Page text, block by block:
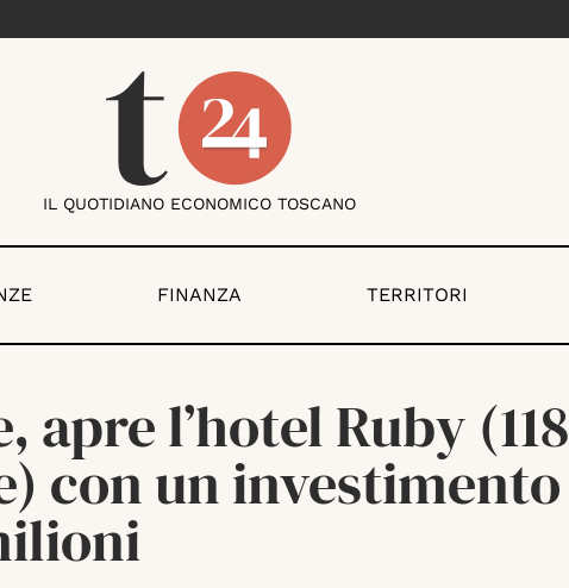
IL QUOTIDIANO ECONOMICO TOSCANO
FINANZA TERRITORI
apre l’hotel Ruby (118
con un investimento